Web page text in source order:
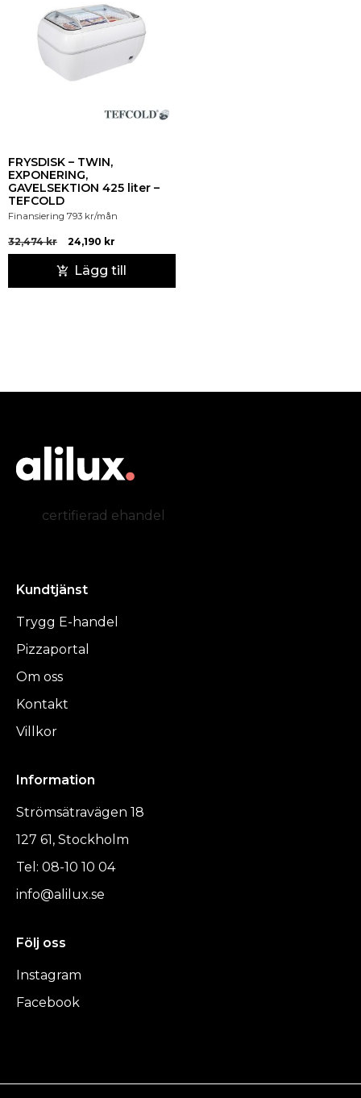
FRYSDISK – TWIN,
EXPONERING,
GAVELSEKTION 425 liter –
TEFCOLD
Finansiering 793 kr/mån
32,474kr 24,190 kr
Lägg till
certifierad ehandel
Kundtjänst
Trygg E-handel
Pizzaportal
Om oss
Kontakt
Villkor
Information
Strömsätravägen 18
127 61, Stockholm
Tel: 08-10 10 04
info@alilux.se
Följ oss
Instagram
Facebook